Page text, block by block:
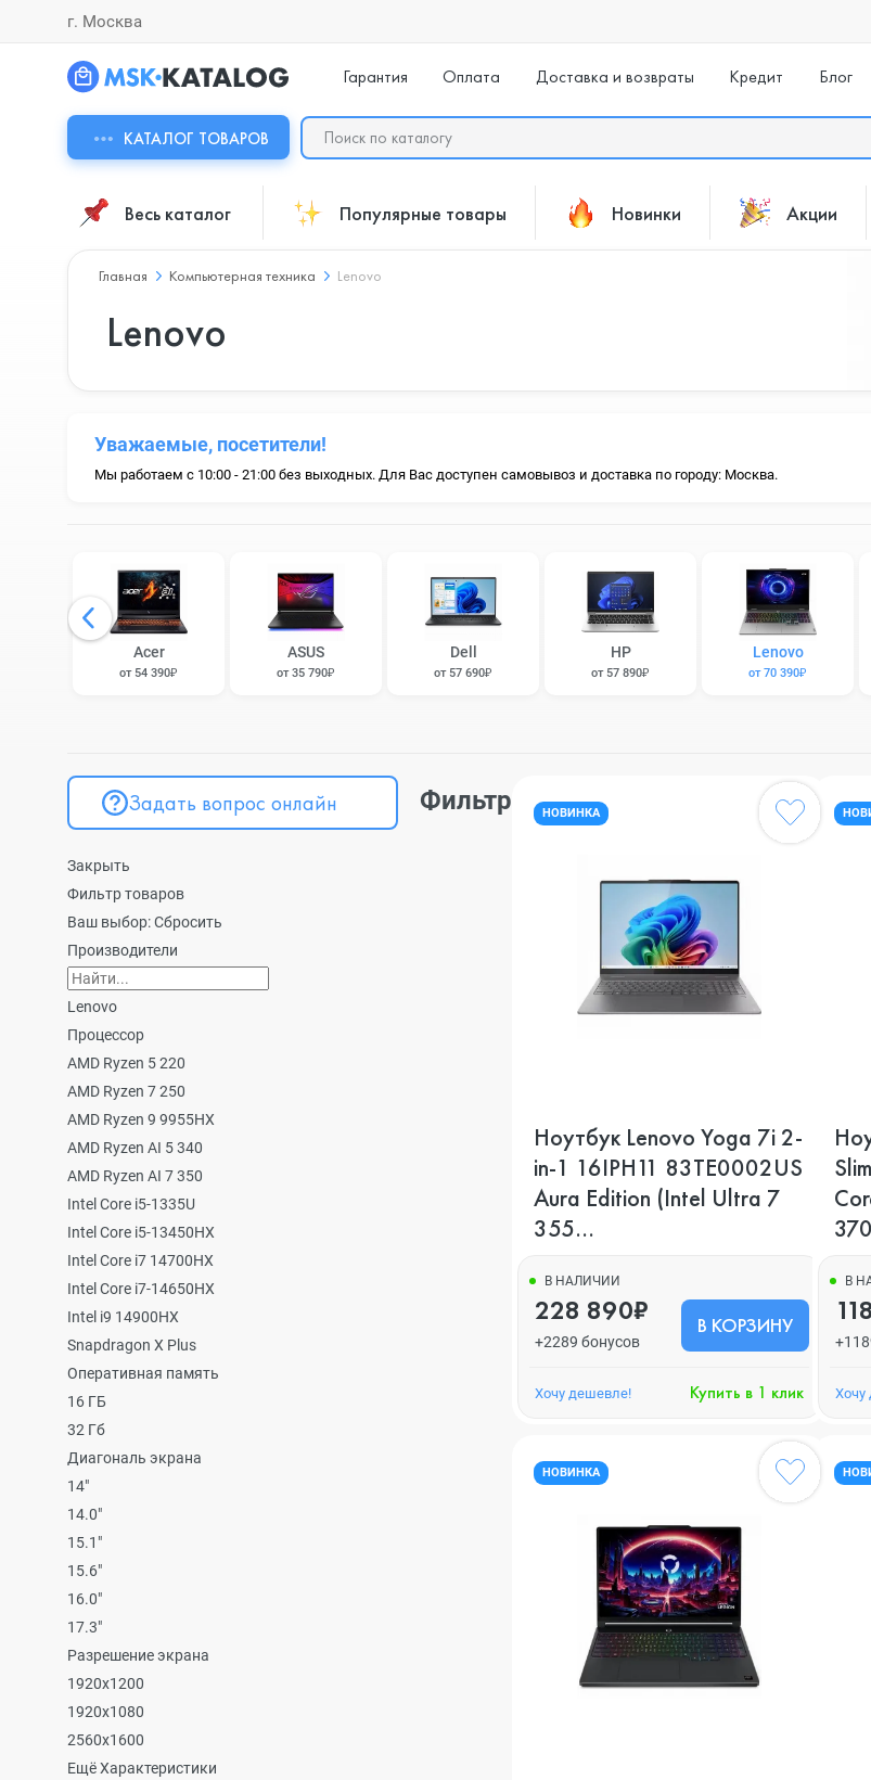
г. Москва
Гарантия Оплата Доставка и возвраты Кредит Блог
КАТАЛОГ ТОВАРОВ
Весь каталог Популярные товары Новинки Акции
Главная Компьютерная техника Lenovo
Lenovo
Уважаемые, посетители!
Мы работаем с 10:00 - 21:00 без выходных. Для Вас доступен самовывоз и доставка по городу: Москва.
Acer
от 54 390₽
ASUS
от 35 790₽
Dell
от 57 690₽
HP
от 57 890₽
Lenovo
от 70 390₽
Задать вопрос онлайн
Закрыть
Фильтр товаров
Ваш выбор:Сбросить
Производители
Lenovo
Процессор
AMD Ryzen 5 220
AMD Ryzen 7 250
AMD Ryzen 9 9955HX
AMD Ryzen AI 5 340
AMD Ryzen AI 7 350
Intel Core i5-1335U
Intel Core i5-13450HX
Intel Core i7 14700HX
Intel Core i7-14650HX
Intel i9 14900HX
Snapdragon X Plus
Оперативная память
16 ГБ
32 Гб
Диагональ экрана
14"
14.0"
15.1"
15.6"
16.0"
17.3"
Разрешение экрана
1920x1200
1920х1080
2560x1600
Ещё Характеристики
Фильтр НОВИНКА
Ноутбук Lenovo Yoga 7i 2-
in-1 16IPH11 83TE0002US
Aura Edition (Intel Ultra 7
355
Серый
В НАЛИЧИИ
228 890₽
+2289 бонусов
В КОРЗИНУ
Хочу дешевле! Купить в 1 клик
В
Хочу
НОВИНКА